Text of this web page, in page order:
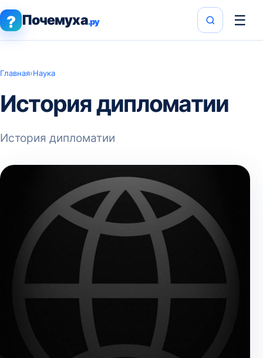
? Почемуха.ру ☰
Главная›Наука
История дипломатии
История дипломатии